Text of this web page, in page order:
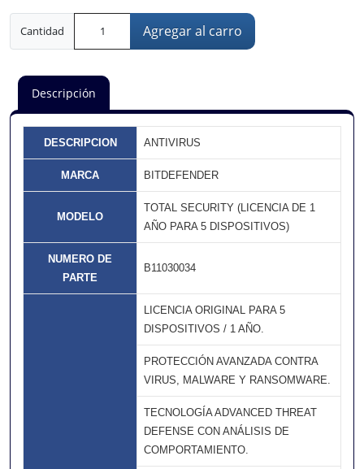
Cantidad Agregar al carro
Descripción
DESCRIPCION ANTIVIRUS
MARCA BITDEFENDER
MODELO
TOTAL SECURITY (LICENCIA DE 1
AÑO PARA 5 DISPOSITIVOS)
NUMERO DE
PARTE
B11030034
LICENCIA ORIGINAL PARA 5
DISPOSITIVOS / 1 AÑO.
PROTECCIÓN AVANZADA CONTRA
VIRUS, MALWARE Y RANSOMWARE.
TECNOLOGÍA ADVANCED THREAT
DEFENSE CON ANÁLISIS DE
COMPORTAMIENTO.